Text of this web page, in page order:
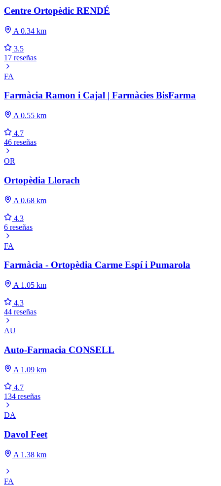
Centre Ortopèdic RENDÉ
A 0.34 km
3.5
17 reseñas
FA
Farmàcia Ramon i Cajal | Farmàcies BisFarma
A 0.55 km
4.7
46 reseñas
OR
Ortopèdia Llorach
A 0.68 km
4.3
6 reseñas
FA
Farmàcia - Ortopèdia Carme Espí i Pumarola
A 1.05 km
4.3
44 reseñas
AU
Auto-Farmacia CONSELL
A 1.09 km
4.7
134 reseñas
DA
Davol Feet
A 1.38 km
FA